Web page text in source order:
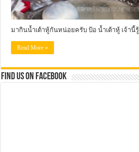
มากินน้ำเต้าหู้กันหน่อยครับ ป้อ น้ำเต้าหู้ เจ้านี้
Read More »
Find us on Facebook